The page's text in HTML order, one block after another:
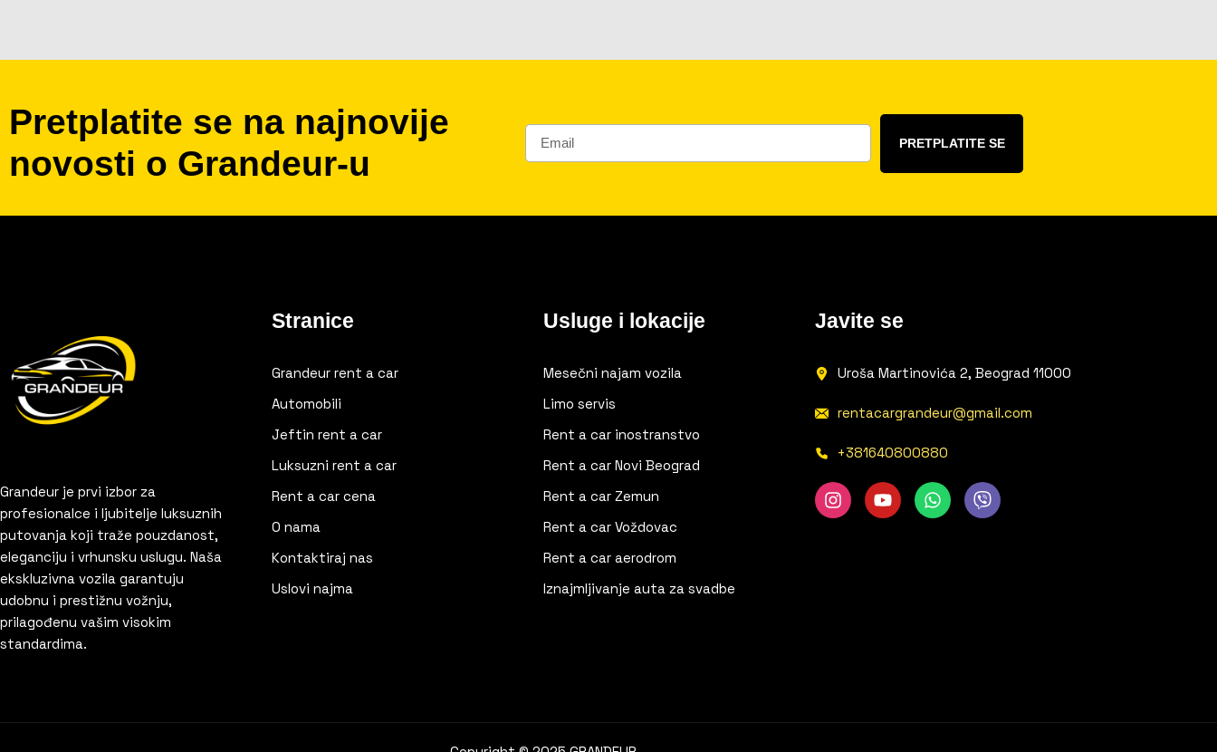
Pretplatite se na najnovije
novosti o Grandeur-u
PRETPLATITE SE
Grandeur je prvi izbor za
profesionalce i ljubitelje luksuznih
putovanja koji traže pouzdanost,
eleganciju i vrhunsku uslugu. Naša
ekskluzivna vozila garantuju
udobnu i prestižnu vožnju,
prilagođenu vašim visokim
standardima.
Stranice
Grandeur rent a car
Automobili
Jeftin rent a car
Luksuzni rent a car
Rent a car cena
O nama
Kontaktiraj nas
Uslovi najma
Usluge i lokacije
Mesečni najam vozila
Limo servis
Rent a car inostranstvo
Rent a car Novi Beograd
Rent a car Zemun
Rent a car Voždovac
Rent a car aerodrom
Iznajmljivanje auta za svadbe
Javite se
Uroša Martinovića 2, Beograd 11000
rentacargrandeur@gmail.com
+381640800880